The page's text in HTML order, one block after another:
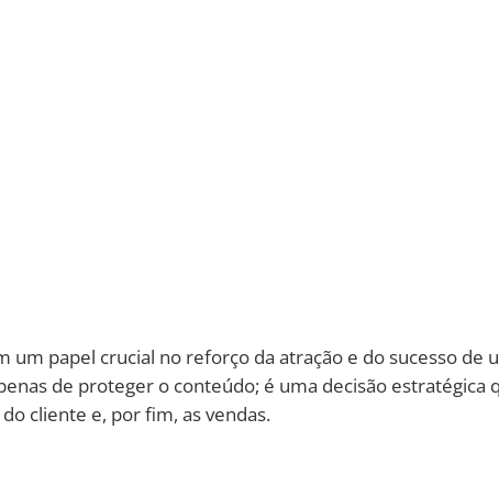
um papel crucial no reforço da atração e do sucesso de
de proteger o conteúdo; é uma decisão estratégica
cliente e, por fim, as vendas.